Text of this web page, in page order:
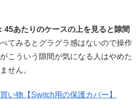
45あたりのケースの上を見ると隙間
てみるとグラグラ感はないので操作
こういう隙間が気になる人はやめた
せん。
い物【Switch用の保護カバー】